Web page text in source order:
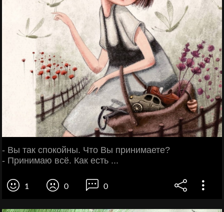
- Вы так спокойны. Что Вы принимаете?
- Принимаю всё. Как есть ...
1 0 0